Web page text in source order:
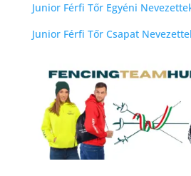
Junior Férfi Tőr Egyéni
Junior Férfi Tőr Csapat